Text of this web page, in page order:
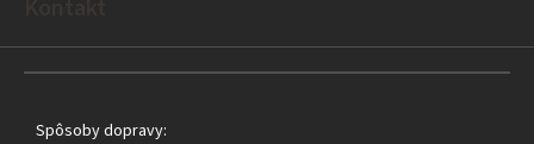
Spôsoby dopravy: